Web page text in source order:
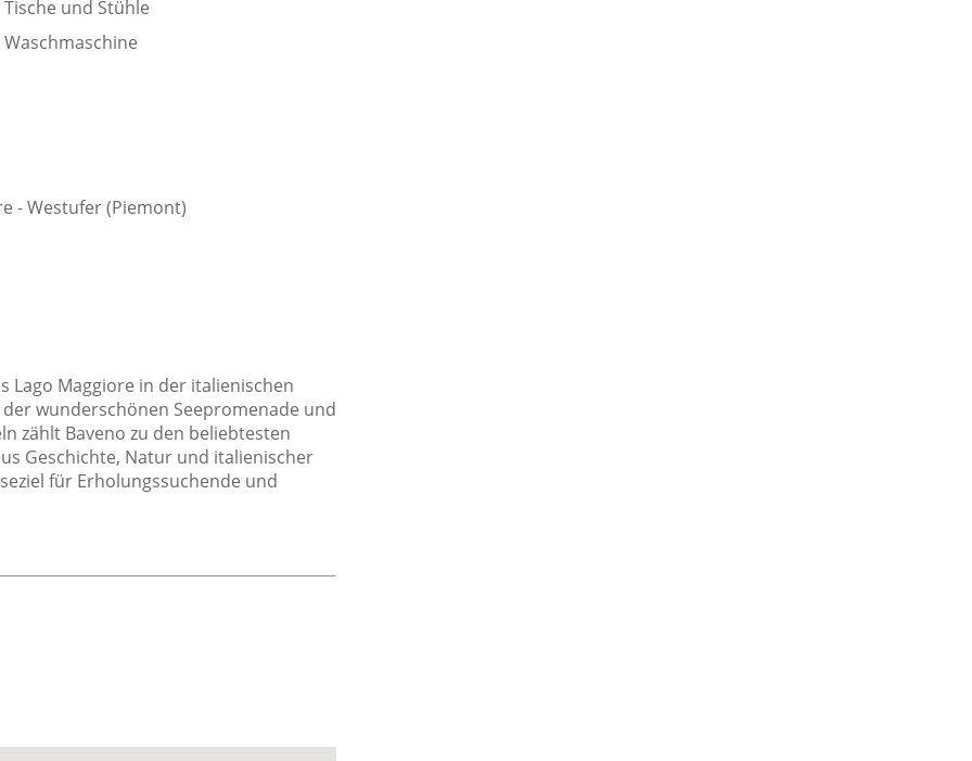
Tische und Stühle
Waschmaschine
Privates Badezimmer
Stadtlage
- Westufer (Piemont)
Lago Maggiore in der italienischen
wunderschönen Seepromenade und
zählt Baveno zu den beliebtesten
Geschichte, Natur und italienischer
für Erholungssuchende und